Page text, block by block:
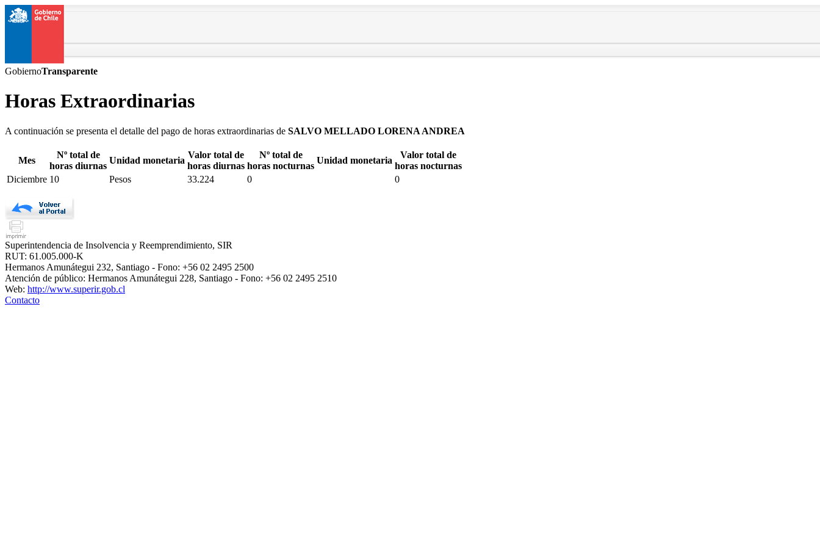
GobiernoTransparente
Horas Extraordinarias
A continuación se presenta el detalle del pago de horas extraordinarias de SALVO MELLADO LORENA ANDREA
Mes
Nº total de
horas diurnas
Unidad monetaria
Valor total de
horas diurnas
Nº total de
horas nocturnas
Unidad monetaria
Valor total de
horas nocturnas
Diciembre 10 Pesos 33.224 0 0
Superintendencia de Insolvencia y Reemprendimiento, SIR
RUT: 61.005.000-K
Hermanos Amunátegui 232, Santiago - Fono: +56 02 2495 2500
Atención de público: Hermanos Amunátegui 228, Santiago - Fono: +56 02 2495 2510
Web: http://www.superir.gob.cl
Contacto